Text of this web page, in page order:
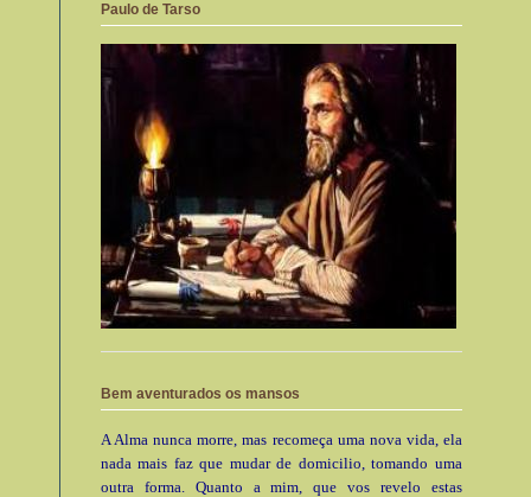
Paulo de Tarso
Bem aventurados os mansos
A Alma nunca morre, mas recomeça uma nova vida, ela
nada mais faz que mudar de domicilio, tomando uma
outra forma. Quanto a mim, que vos revelo estas